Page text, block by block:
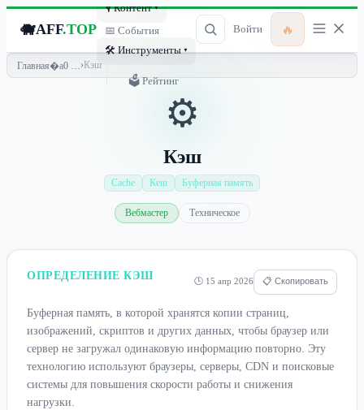
🐗AFF.TOP
🎙 Контент ▾
📅 События
🛠 Инструменты ▾
🗳 Рейтинг
Войти 🔥
Главная › Кэш
⚙️
Кэш
Cache Кеш Буферная память
Вебмастер Техническое
ОПРЕДЕЛЕНИЕ КЭШ 🕒 15 апр 2026 📋 Скопировать
Буферная память, в которой хранятся копии страниц,
изображений, скриптов и других данных, чтобы браузер или
сервер не загружал одинаковую информацию повторно. Эту
технологию используют браузеры, серверы, CDN и поисковые
системы для повышения скорости работы и снижения
нагрузки.